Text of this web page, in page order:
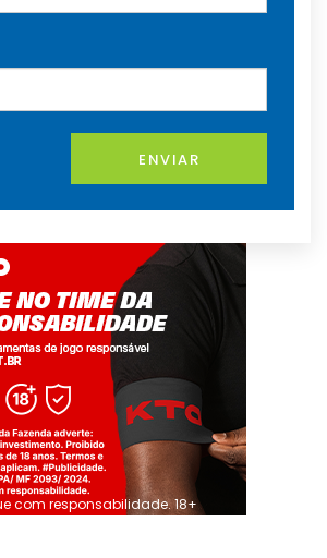
ENVIAR
com responsabilidade. 18+